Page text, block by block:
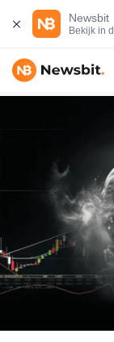
Newsbit
Bekijk in